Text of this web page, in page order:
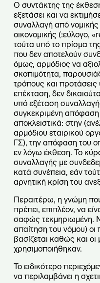
Ο συντάκτης της
εξετάσει και να
συναλλαγή από νομικής
οικονομικής (:εύλογο,
τούτα υπό το πρίσμα
που δεν αποτελούν
όμως, αρμόδιος να
σκοπιμότητα,
τρόπους και προτάσεις
επέκταση, δεν
υπό εξέταση
συγκεκριμένη απόφαση
αποκλειστικά: στην
αρμόδιου εταιρικού
ΓΣ), την απόφαση του
εν λόγω έκθεση. Το
συναλλαγής με
κατά συνέπεια, εάν
αρνητική κρίση του
Περαιτέρω, η γνώμη
πρέπει, επιπλέον, να
σαφώς τεκμηριωμένη.
απαίτηση του νόμου) οι
βασίζεται καθώς και οι
χρησιμοποιήθηκαν.
Το ειδικότερο
να περιλαμβάνει η